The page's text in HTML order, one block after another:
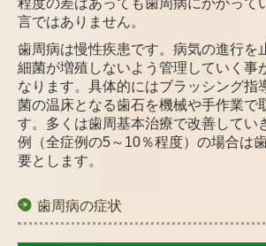
程度の差はあっても歯周病にかかって
言ではありません。
歯周病は慢性疾患です。病気の進行を
細菌が増殖しないよう管理していく事
なります。具体的にはブラッシング指
菌の温床となる歯石を機械や手作業で
す。多くは歯周基本治療で改善してい
例（全症例の5～10％程度）の場合は
要とします。
歯周病の症状